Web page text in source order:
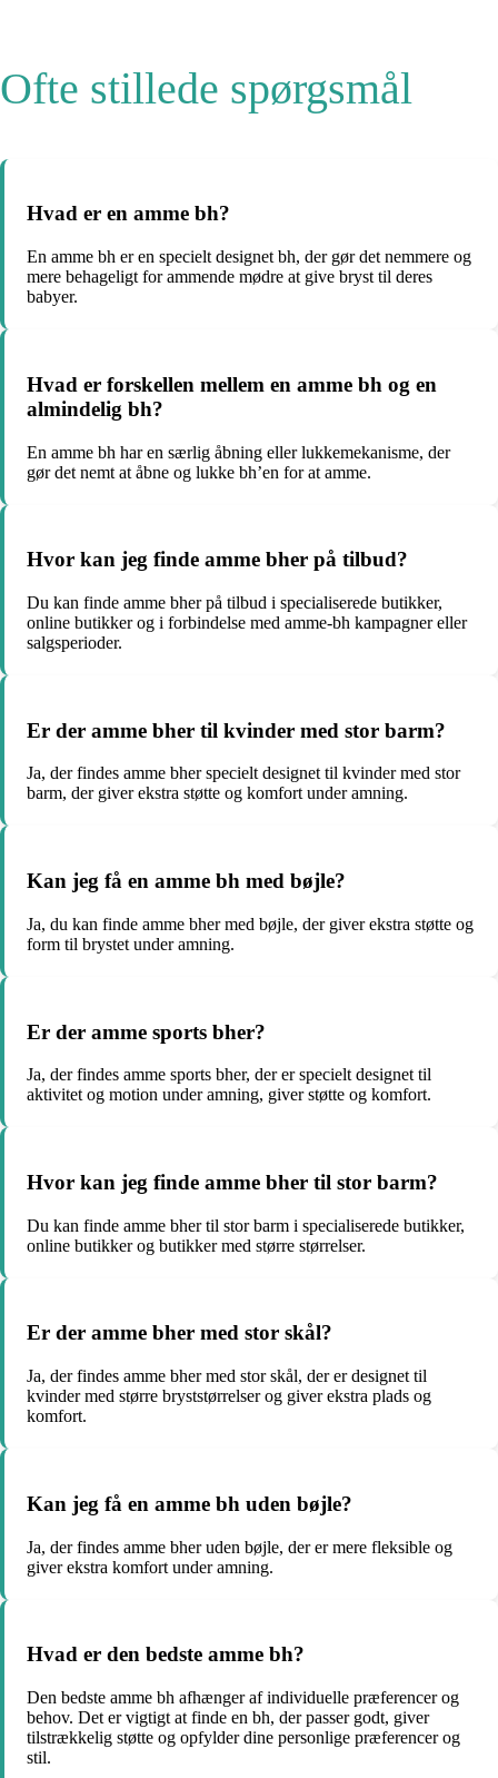
Ofte stillede spørgsmål
Hvad er en amme bh?
En amme bh er en specielt designet bh, der gør det nemmere og
mere behageligt for ammende mødre at give bryst til deres
babyer.
Hvad er forskellen mellem en amme bh og en
almindelig bh?
En amme bh har en særlig åbning eller lukkemekanisme, der
gør det nemt at åbne og lukke bh’en for at amme.
Hvor kan jeg finde amme bher på tilbud?
Du kan finde amme bher på tilbud i specialiserede butikker,
online butikker og i forbindelse med amme-bh kampagner eller
salgsperioder.
Er der amme bher til kvinder med stor barm?
Ja, der findes amme bher specielt designet til kvinder med stor
barm, der giver ekstra støtte og komfort under amning.
Kan jeg få en amme bh med bøjle?
Ja, du kan finde amme bher med bøjle, der giver ekstra støtte og
form til brystet under amning.
Er der amme sports bher?
Ja, der findes amme sports bher, der er specielt designet til
aktivitet og motion under amning, giver støtte og komfort.
Hvor kan jeg finde amme bher til stor barm?
Du kan finde amme bher til stor barm i specialiserede butikker,
online butikker og butikker med større størrelser.
Er der amme bher med stor skål?
Ja, der findes amme bher med stor skål, der er designet til
kvinder med større bryststørrelser og giver ekstra plads og
komfort.
Kan jeg få en amme bh uden bøjle?
Ja, der findes amme bher uden bøjle, der er mere fleksible og
giver ekstra komfort under amning.
Hvad er den bedste amme bh?
Den bedste amme bh afhænger af individuelle præferencer og
behov. Det er vigtigt at finde en bh, der passer godt, giver
tilstrækkelig støtte og opfylder dine personlige præferencer og
stil.